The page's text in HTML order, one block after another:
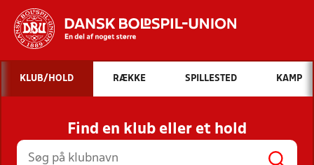
Hvad vil du søge efter?
INDHOLD OG NYHEDER
STILLINGER, RESULTATER, KLUBBER OG
HOLD
KLUB/HOLD RÆKKE SPILLESTED KAMP
Find en klub eller et hold